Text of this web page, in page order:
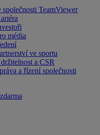
společnosti TeamViewer
média
ve sportu
a CSR
a řízení společnosti